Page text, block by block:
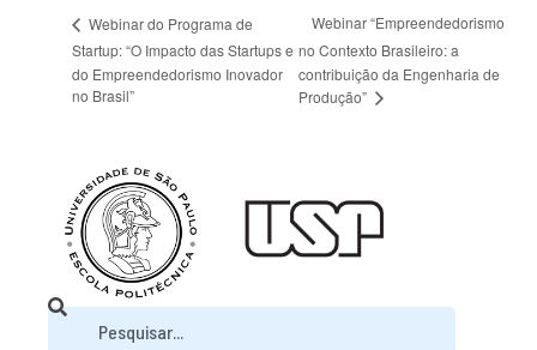
Webinar do Programa de
Startup: “O Impacto das Startups e
do Empreendedorismo Inovador
no Brasil”
Webinar “Empreendedorismo
no Contexto Brasileiro: a
contribuição da Engenharia de
Produção”